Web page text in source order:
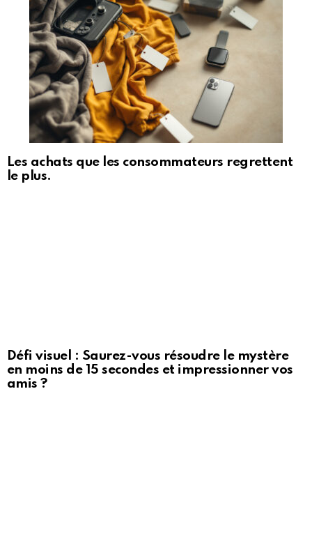
Les achats que les consommateurs regrettent
le plus.
Défi visuel : Saurez-vous résoudre le mystère
en moins de 15 secondes et impressionner vos
amis ?